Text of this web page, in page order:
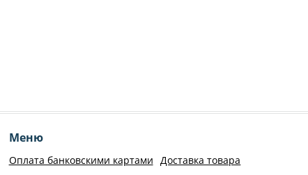
Меню
Оплата банковскими картами Доставка товара